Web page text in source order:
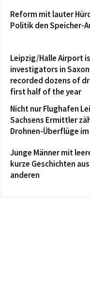
Reform mit lauter
Politik den Speicher-
Leipzig/Halle Airport
investigators in
recorded dozens of
first half of the year
Nicht nur Flughafen
Sachsens Ermittler
Drohnen-Überflüge
Junge Männer mit
kurze Geschichten
anderen